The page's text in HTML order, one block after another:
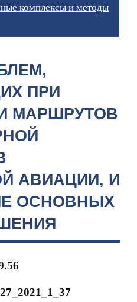
комплексы и методы
ПРИ
МАРШРУТОВ
АВИАЦИИ, И
ОСНОВНЫХ